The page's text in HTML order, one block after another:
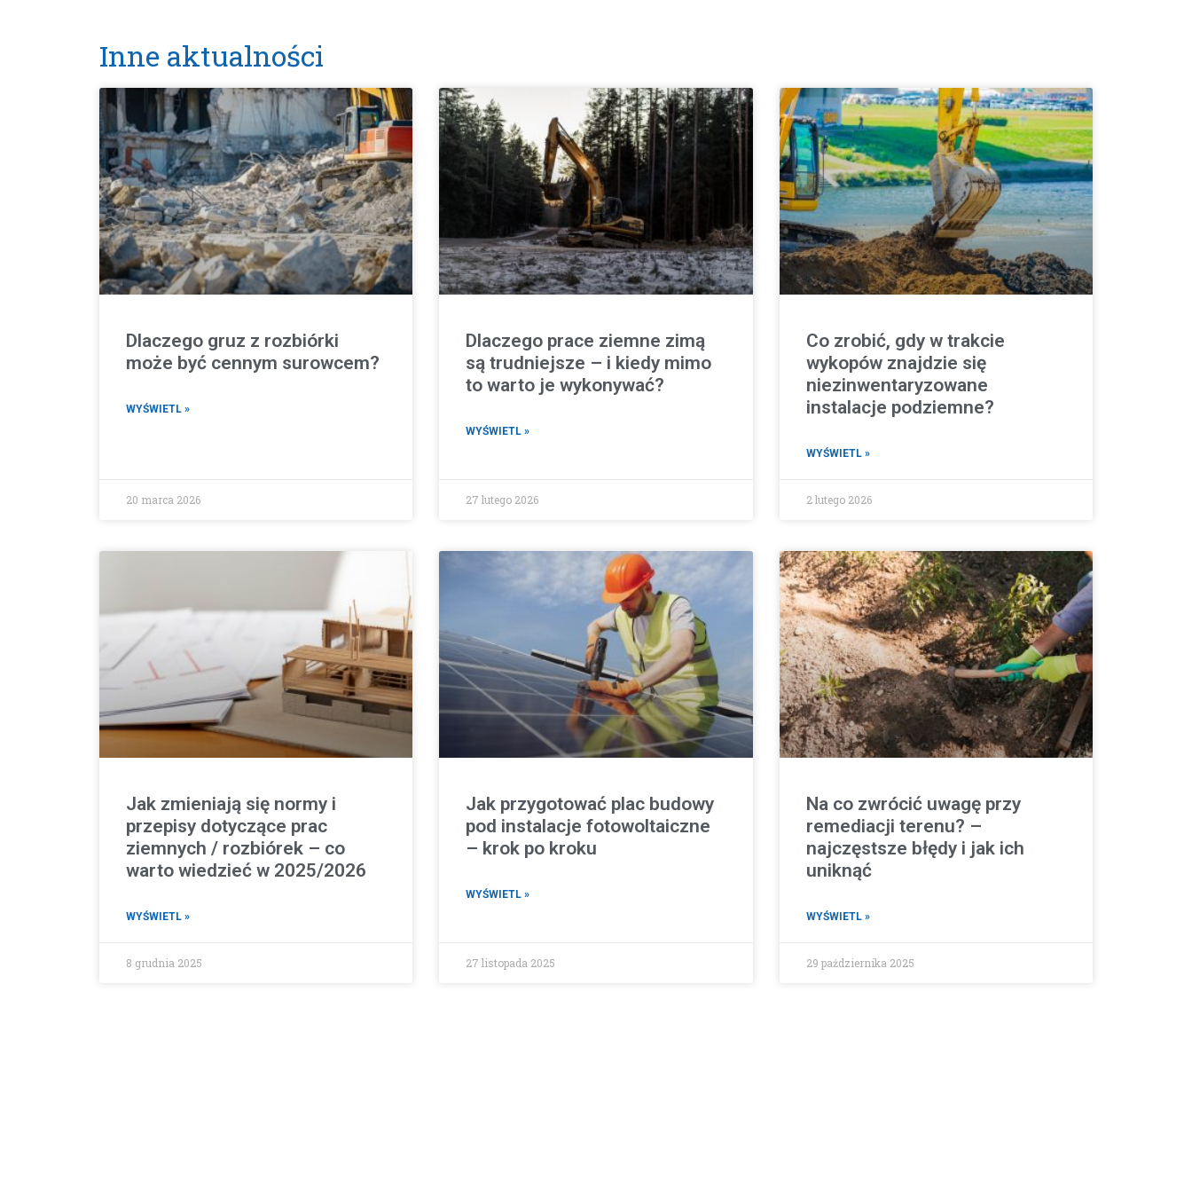
Inne aktualności
Dlaczego gruz z rozbiórki
może być cennym surowcem?
WYŚWIETL »
20 marca 2026
Dlaczego prace ziemne zimą
są trudniejsze – i kiedy mimo
to warto je wykonywać?
WYŚWIETL »
27 lutego 2026
Co zrobić, gdy w trakcie
wykopów znajdzie się
niezinwentaryzowane
instalacje podziemne?
WYŚWIETL »
2 lutego 2026
Jak zmieniają się normy i
przepisy dotyczące prac
ziemnych / rozbiórek – co
warto wiedzieć w 2025/2026
WYŚWIETL »
8 grudnia 2025
Jak przygotować plac budowy
pod instalacje fotowoltaiczne
– krok po kroku
WYŚWIETL »
27 listopada 2025
Na co zwrócić uwagę przy
remediacji terenu? –
najczęstsze błędy i jak ich
uniknąć
WYŚWIETL »
29 października 2025